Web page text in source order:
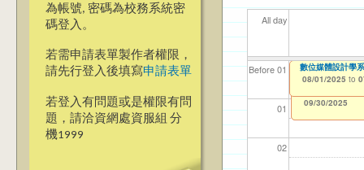
為帳號, 密碼為校務系統密
碼登入。
若需申請表單製作者權限，
請先行登入後填寫申請表單
若登入有問題或是權限有問
題，請洽資網處資服組 分
機1999
All day
Before 01
01
02
【資網處】
整合系統～表單
12/31/2027
我愛銘傳我愛養
校區)
09/30/2025
【財
11/
【財
11/
114
04/
114
02/
數位媒體設計學
08/01/2025 to